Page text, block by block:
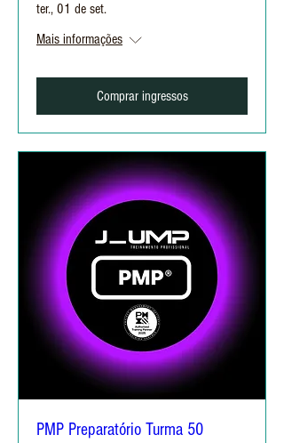
ter., 01 de set.
Mais informações
Comprar ingressos
PMP Preparatório Turma 50